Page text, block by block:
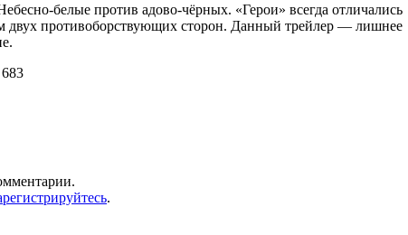
белые против адово-чёрных. «Герои» всегда отличались
двух противоборствующих сторон. Данный трейлер — лишнее
683
.